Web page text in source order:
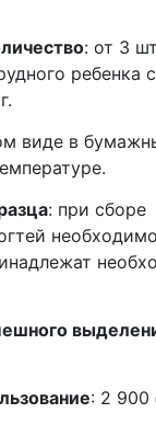
: от 3
ребенка
виде в
: при сборе
: 2 900